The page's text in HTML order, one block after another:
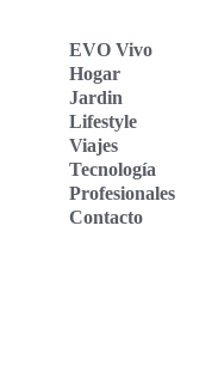
EVO Vivo
Hogar
Jardin
Lifestyle
Viajes
Tecnología
Profesionales
Contacto